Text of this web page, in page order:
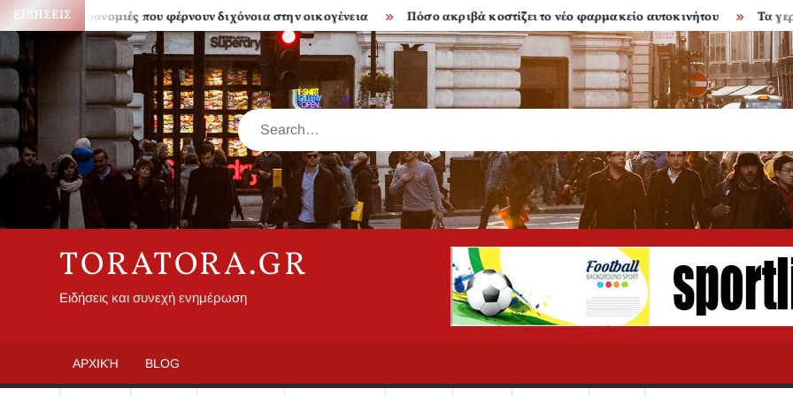
Skip
to
content
ΕΙΔΉΣΕΙΣ
Κληρονομιές που φέρνουν διχόνοια στην οικογένεια Πόσο ακριβά κοστίζει το νέο φαρμακείο αυτοκινήτου Τα γερασμένα
Search
TORATORA.GR
Ειδήσεις και συνεχή ενημέρωση
ΑΡΧΙΚΉ BLOG